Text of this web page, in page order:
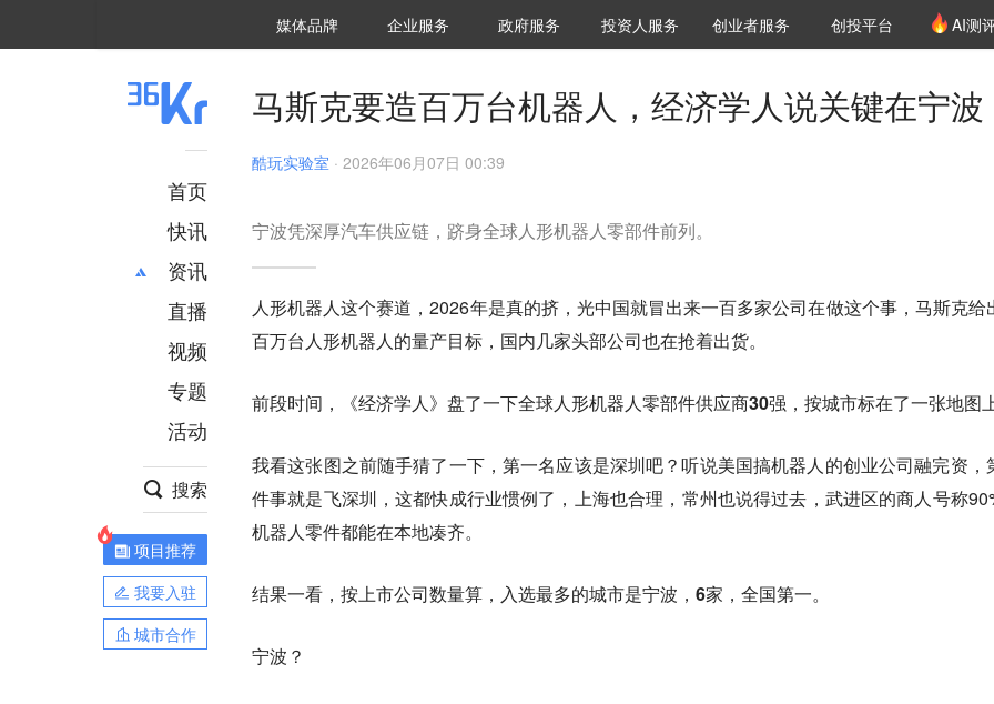
媒体品牌 36Kr研究院
企业服务 城市之窗
政府服务 VClub投资机构库
投资机构职位推介
投资人服务 创投氪堂
创业者服务 创投平台 AI测
首页
快讯
资讯
推荐
财经
项目推荐
安徽
直播
视频
专题
活动
搜索
项目推荐
我要入驻
城市合作
马斯克要造百万台机器人，经济学人说关键在宁波
酷玩实验室 · 2026年06月07日 00:39
宁波凭深厚汽车供应链，跻身全球人形机器人零部件前列。
人形机器人这个赛道，2026年是真的挤，光中国就冒出来一百多家公司在做这个事，马斯克给
百万台人形机器人的量产目标，国内几家头部公司也在抢着出货。
前段时间，《经济学人》盘了一下全球人形机器人零部件供应商30强 ，按城市标在了一张地图上
我看这张图之前随手猜了一下，第一名应该是深圳吧？听说美国搞机器人的创业公司融完资，
件事就是飞深圳，这都快成行业惯例了，上海也合理，常州也说得过去，武进区的商人号称
机器人零件都能在本地凑齐。
结果一看，按上市公司数量算，入选最多的城市是宁波，6家，全国第一。
宁波？